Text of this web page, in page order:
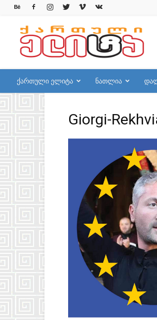
qelite.info
ქართული ელიტა ნათლია
Giorgi-